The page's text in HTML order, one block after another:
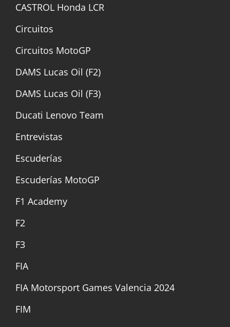
CASTROL Honda LCR
Circuitos
Circuitos MotoGP
DAMS Lucas Oil (F2)
DAMS Lucas Oil (F3)
Ducati Lenovo Team
Entrevistas
Escuderías
Escuderías MotoGP
F1 Academy
F2
F3
FIA
FIA Motorsport Games Valencia 2024
FIM